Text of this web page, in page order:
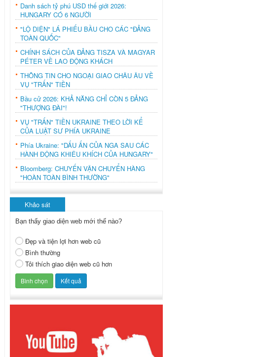
Danh sách tỷ phú USD thế giới 2026:
HUNGARY CÓ 6 NGƯỜI
"LỘ DIỆN" LÁ PHIẾU BẦU CHO CÁC "ĐẢNG
TOÀN QUỐC"
CHÍNH SÁCH CỦA ĐẢNG TISZA VÀ MAGYAR
PÉTER VỀ LAO ĐỘNG KHÁCH
THÔNG TIN CHO NGOẠI GIAO CHÂU ÂU VỀ
VỤ "TRẤN" TIỀN
Bầu cử 2026: KHẢ NĂNG CHỈ CÒN 5 ĐẢNG
"THƯỢNG ĐÀI"!
VỤ "TRẤN" TIỀN UKRAINE THEO LỜI KỂ
CỦA LUẬT SƯ PHÍA UKRAINE
Phía Ukraine: "DẤU ẤN CỦA NGA SAU CÁC
HÀNH ĐỘNG KHIÊU KHÍCH CỦA HUNGARY"
Bloomberg: CHUYẾN VẬN CHUYỂN HÀNG
"HOÀN TOÀN BÌNH THƯỜNG"
Khảo sát
Bạn thấy giao diện web mới thế nào?
Đẹp và tiện lợi hơn web cũ
Bình thường
Tôi thích giao diện web cũ hơn